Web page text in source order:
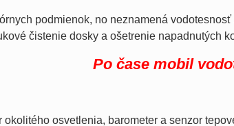
podmienok, no neznamená
čistenie dosky a ošetrenie napadnutých
Po čase mobil
osvetlenia, barometer a senzor